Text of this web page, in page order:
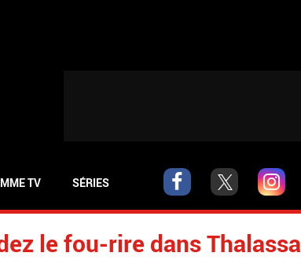
TV SÉRIES
le fou-rire dans Thalassa